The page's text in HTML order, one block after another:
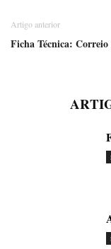
Artigo anterior
Ficha Técnica: